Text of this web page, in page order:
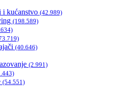
i kućanstvo (42.989)
(198.589)
(40.646)
(2.991)
(54.551)